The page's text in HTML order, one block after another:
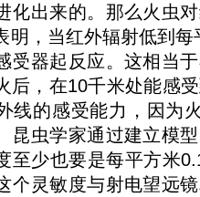
化出来的。那么火虫
明，当红外辐射低到
受器起反应。这相当
后，在10千米处能感
线的感受能力，因为
昆虫学家通过建立模
至少也要是每平方米
个灵敏度与射电望远